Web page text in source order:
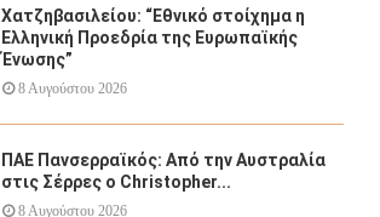
Χατζηβασιλείου: “Εθνικό στοίχημα η
Ελληνική Προεδρία της Ευρωπαϊκής
Ένωσης”
8 Αυγούστου 2026
ΠΑΕ Πανσερραϊκός: Από την Αυστραλία
στις Σέρρες ο Christopher...
8 Αυγούστου 2026